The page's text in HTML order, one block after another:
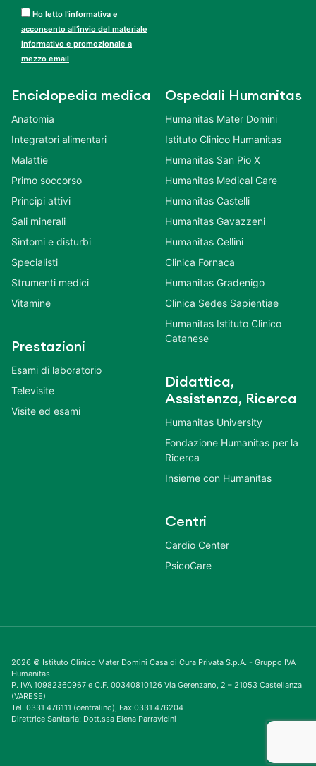
Ho letto l’informativa e
acconsento all’invio del materiale
informativo e promozionale a
mezzo email
Enciclopedia medica
Anatomia
Integratori alimentari
Malattie
Primo soccorso
Principi attivi
Sali minerali
Sintomi e disturbi
Specialisti
Strumenti medici
Vitamine
Prestazioni
Esami di laboratorio
Televisite
Visite ed esami
Ospedali Humanitas
Humanitas Mater Domini
Istituto Clinico Humanitas
Humanitas San Pio X
Humanitas Medical Care
Humanitas Castelli
Humanitas Gavazzeni
Humanitas Cellini
Clinica Fornaca
Humanitas Gradenigo
Clinica Sedes Sapientiae
Humanitas Istituto Clinico
Catanese
Didattica,
Assistenza, Ricerca
Humanitas University
Fondazione Humanitas per la
Ricerca
Insieme con Humanitas
Centri
Cardio Center
PsicoCare
2026 © Istituto Clinico Mater Domini Casa di Cura Privata S.p.A. - Gruppo IVA
Humanitas
P. IVA 10982360967 e C.F. 00340810126 Via Gerenzano, 2 – 21053 Castellanza
(VARESE)
Tel. 0331 476111 (centralino), Fax 0331 476204
Direttrice Sanitaria: Dott.ssa Elena Parravicini